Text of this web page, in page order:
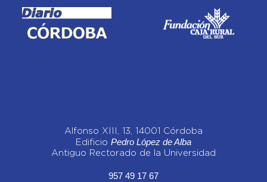
Alfonso XIII, 13, 14001 Córdoba
Edificio Pedro López de Alba
Antiguo Rectorado de la Universidad
957 49 17 67